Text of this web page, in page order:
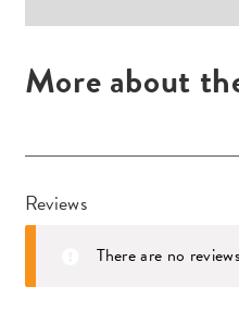
More about
Reviews
There are no